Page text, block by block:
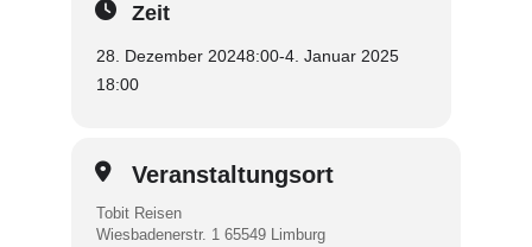
Zeit
28. Dezember 20248:00-4. Januar 2025
18:00
Veranstaltungsort
Tobit Reisen
Wiesbadenerstr. 1 65549 Limburg